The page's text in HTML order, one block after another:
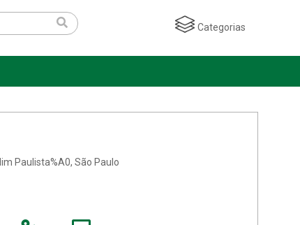
Categorias
Paulista%A0, São Paulo